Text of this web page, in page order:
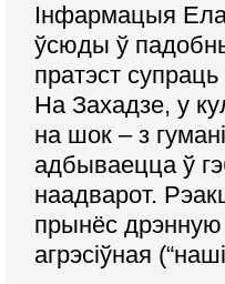
Інфармацыя
ўсюды ў
пратэст
На Захадзе, у
на шок – з
адбываецца ў
наадварот.
прынёс дрэнную
агрэсіўная